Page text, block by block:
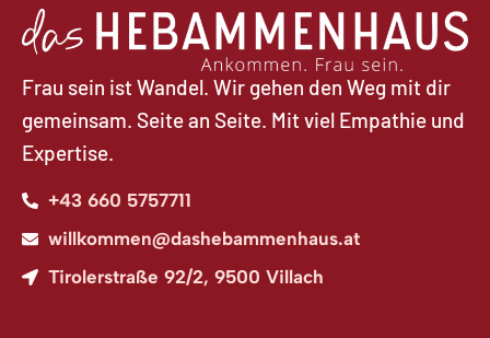
Frau sein ist Wandel. Wir gehen den Weg mit dir
gemeinsam. Seite an Seite. Mit viel Empathie und
Expertise.
+43 660 5757711​
willkommen@dashebammenhaus.at
Tirolerstraße 92/2, 9500 Villach